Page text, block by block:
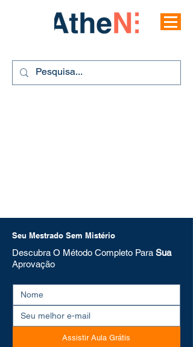
Seu Mestrado Sem Mistério
Descubra O Método Completo Para Sua
Aprovação
Assistir Aula Grátis